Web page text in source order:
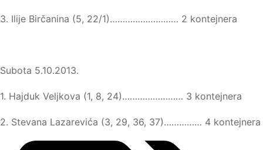
3. Ilije Birčanina (5, 22/1)……………………… 2 kontejnera
Subota 5.10.2013.
1. Hajduk Veljkova (1, 8, 24)…………………… 3 kontejnera
2. Stevana Lazarevića (3, 29, 36, 37)…………… 4 kontejnera